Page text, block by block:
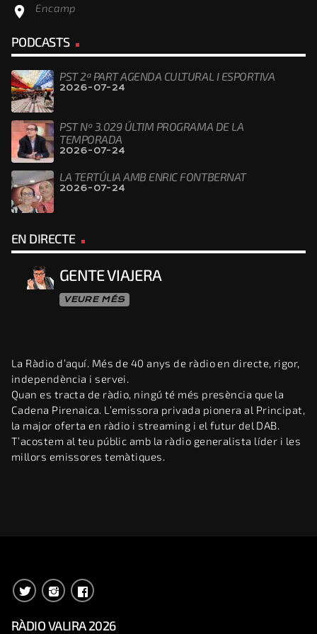
location_on Encamp
PODCASTS
PST 2ª PART AGENDA CULTURAL I ESPORTIVA
2026-07-24
PST Nº 3.029 ÚLTIM PROGRAMA DE LA
TEMPORADA
2026-07-24
LA TERTÚLIA AMB ENRIC FONTBERNAT
2026-07-24
EN DIRECTE
GENTE VIAJERA
VEURE MÉS
La Ràdio d’aquí. Més de 40 anys de ràdio en directe, rigor,
independència i servei.
Quan es tracta de ràdio, ningú té més presència que la
Cadena Pirenaica. L’emissora privada pionera al Principat,
la major oferta en ràdio i streaming i el futur del DAB.
T’acostem al teu públic amb la ràdio generalista líder i les
millors emissores temàtiques.
RÀDIO VALIRA 2026